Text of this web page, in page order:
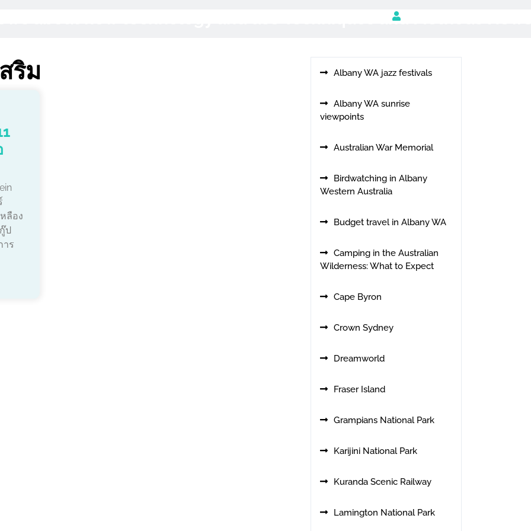
about new technology and use Techniques and Methods
ริม
ลือง
ป
าร
Albany WA jazz festivals
Albany WA sunrise
viewpoints
Australian War Memorial
Birdwatching in Albany
Western Australia
Budget travel in Albany WA
Camping in the Australian
Wilderness: What to Expect
Cape Byron
Crown Sydney
Dreamworld
Fraser Island
Grampians National Park
Karijini National Park
Kuranda Scenic Railway
Lamington National Park